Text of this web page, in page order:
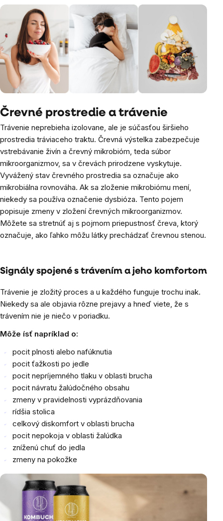
Črevné prostredie a trávenie
Trávenie neprebieha izolovane, ale je súčasťou širšieho
prostredia tráviaceho traktu. Črevná výstelka zabezpečuje
vstrebávanie živín a črevný mikrobióm, teda súbor
mikroorganizmov, sa v črevách prirodzene vyskytuje.
Vyvážený stav črevného prostredia sa označuje ako
mikrobiálna rovnováha. Ak sa zloženie mikrobiómu mení,
niekedy sa používa označenie dysbióza. Tento pojem
popisuje zmeny v zložení črevných mikroorganizmov.
Môžete sa stretnúť aj s pojmom priepustnosť čreva, ktorý
označuje, ako ľahko môžu látky prechádzať črevnou stenou.
Signály spojené s trávením a jeho komfortom
Trávenie je zložitý proces a u každého funguje trochu inak.
Niekedy sa ale objavia rôzne prejavy a hneď viete, že s
trávením nie je niečo v poriadku.
Môže ísť napríklad o:
pocit plnosti alebo nafúknutia
pocit ťažkosti po jedle
pocit nepríjemného tlaku v oblasti brucha
pocit návratu žalúdočného obsahu
zmeny v pravidelnosti vyprázdňovania
rídšia stolica
celkový diskomfort v oblasti brucha
pocit nepokoja v oblasti žalúdka
zníženú chuť do jedla
zmeny na pokožke